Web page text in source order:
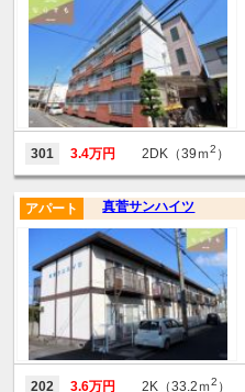
301 3.4万円 2DK（39ｍ2 ）
真菅サンハイツ
アパート
202 3.6万円 2K（33.2ｍ2 ）